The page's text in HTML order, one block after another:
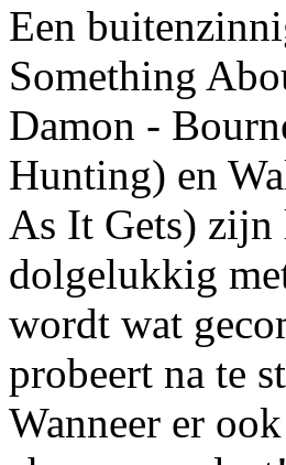
Een
Something
Damon -
Hunting) en
As It Gets)
dolgelukkig
wordt wat
probeert na te
Wanneer er